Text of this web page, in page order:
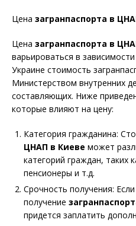
Цена загранпаспорта в
Цена загранпаспорта в
варьироваться в
Украине стоимость
Министерством внутренних
составляющих. Ниже
которые влияют на цену:
Категория гражданина:
ЦНАП в Киеве может
категорий граждан, таких
пенсионеры и т.д.
Срочность получения:
получение
придется заплатить